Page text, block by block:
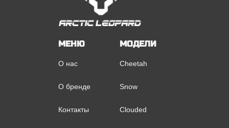
Clouded
Snow
Cheetah
МОДЕЛИ
Контакты
О бренде
О нас
МЕНЮ